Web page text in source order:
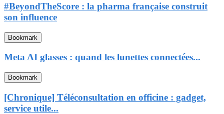
#BeyondTheScore : la pharma française construit
son influence
Bookmark
Meta AI glasses : quand les lunettes connectées...
Bookmark
[Chronique] Téléconsultation en officine : gadget,
service utile...